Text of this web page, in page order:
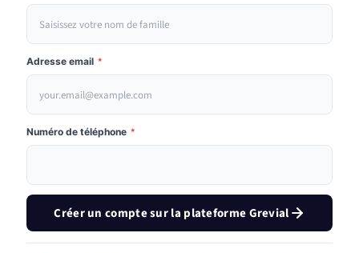
Adresse email *
Numéro de téléphone *
Créer un compte sur la plateforme Grevial